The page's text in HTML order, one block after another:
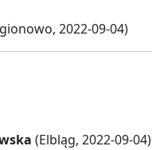
2022-09-04)
(Elbląg, 2022-09-04)